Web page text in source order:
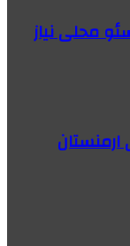
محلی نیاز
ارمنستان